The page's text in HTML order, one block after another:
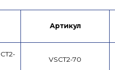
Артикул
VSCT2-70